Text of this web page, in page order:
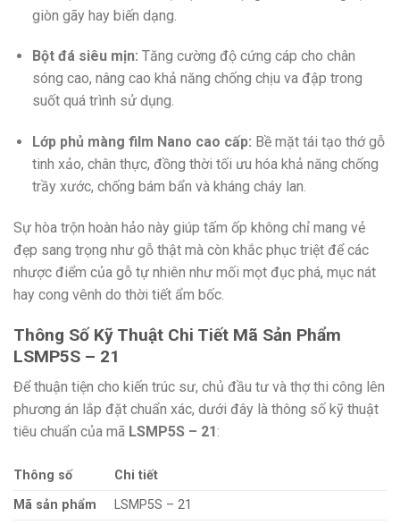
giòn gãy hay biến dạng.
Bột đá siêu mịn: Tăng cường độ cứng cáp cho chân
sóng cao, nâng cao khả năng chống chịu va đập trong
suốt quá trình sử dụng.
Lớp phủ màng film Nano cao cấp: Bề mặt tái tạo thớ gỗ
tinh xảo, chân thực, đồng thời tối ưu hóa khả năng chống
trầy xước, chống bám bẩn và kháng cháy lan.
Sự hòa trộn hoàn hảo này giúp tấm ốp không chỉ mang vẻ
đẹp sang trọng như gỗ thật mà còn khắc phục triệt để các
nhược điểm của gỗ tự nhiên như mối mọt đục phá, mục nát
hay cong vênh do thời tiết ẩm bốc.
Thông Số Kỹ Thuật Chi Tiết Mã Sản Phẩm
LSMP5S – 21
Để thuận tiện cho kiến trúc sư, chủ đầu tư và thợ thi công lên
phương án lắp đặt chuẩn xác, dưới đây là thông số kỹ thuật
tiêu chuẩn của mã LSMP5S – 21:
Thông số
Chi tiết
Mã sản phẩm
LSMP5S – 21